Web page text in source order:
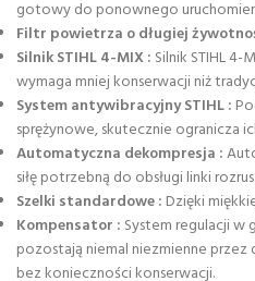
gotowy do ponownego
Filtr powietrza o długiej
Silnik STIHL 4-MIX : Silnik STIHL
wymaga mniej konserwacji niż
System antywibracyjny STIHL :
sprężynowe, skutecznie ogranicza
Automatyczna dekompresja :
siłę potrzebną do obsługi linki
Szelki standardowe : Dzięki
Kompensator : System regulacji w
pozostają niemal niezmienne
bez konieczności konserwacji.